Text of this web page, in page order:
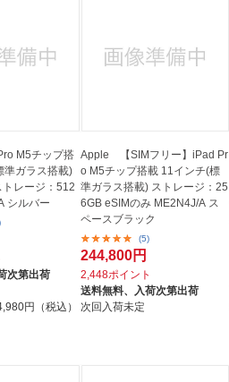
M5チップ搭
準ガラス搭載)
レージ：512
A シルバー
次第出荷
円（税込）
Apple 【SIMフリー】iPad Pr
o M5チップ搭載 11インチ(標
準ガラス搭載) ストレージ：25
6GB eSIMのみ ME2N4J/A ス
ペースブラック
(5)
244,800円
2,448ポイント
送料無料、
入荷次第出荷
次回入荷未定